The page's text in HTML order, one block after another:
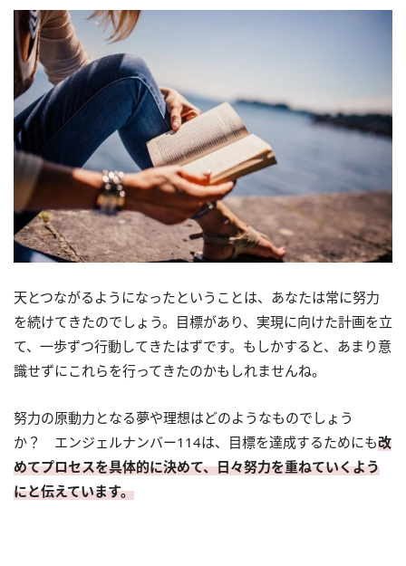
天とつながるようになったということは、あなたは常に努力
を続けてきたのでしょう。目標があり、実現に向けた計画を立
て、一歩ずつ行動してきたはずです。もしかすると、あまり意
識せずにこれらを行ってきたのかもしれませんね。
努力の原動力となる夢や理想はどのようなものでしょう
か？ エンジェルナンバー114は、目標を達成するためにも改
めてプロセスを具体的に決めて、日々努力を重ねていくよう
にと伝えています。